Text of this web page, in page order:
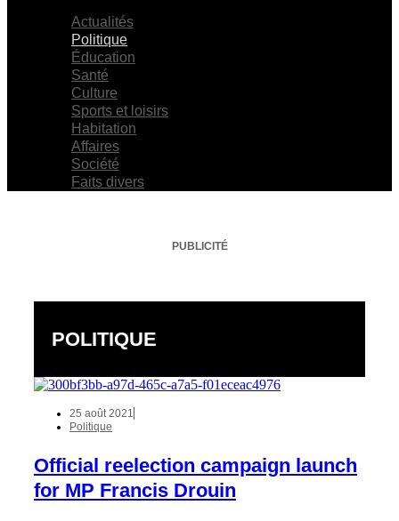
Actualités
Politique
Éducation
Santé
Culture
Sports et loisirs
Habitation
Affaires
Société
Faits divers
PUBLICITÉ
POLITIQUE
25 août 2021
Politique
Official reelection campaign launch
for MP Francis Drouin